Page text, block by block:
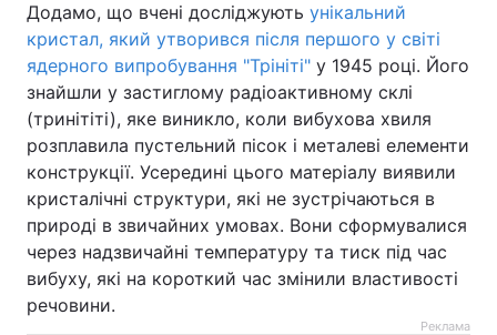
Додамо, що вчені досліджують унікальний
кристал, який утворився після першого у світі
ядерного випробування "Трініті" у 1945 році. Його
знайшли у застиглому радіоактивному склі
(тринітіті), яке виникло, коли вибухова хвиля
розплавила пустельний пісок і металеві елементи
конструкції. Усередині цього матеріалу виявили
кристалічні структури, які не зустрічаються в
природі в звичайних умовах. Вони сформувалися
через надзвичайні температуру та тиск під час
вибуху, які на короткий час змінили властивості
речовини.
Реклама